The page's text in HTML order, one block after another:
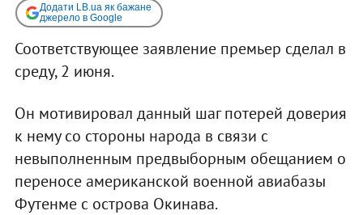
Додати LB.ua як бажане
джерело в Google
Соответствующее заявление премьер сделал в
среду, 2 июня.
Он мотивировал данный шаг потерей доверия
к нему со стороны народа в связи с
невыполненным предвыборным обещанием о
переносе американской военной авиабазы
Футенме с острова Окинава.